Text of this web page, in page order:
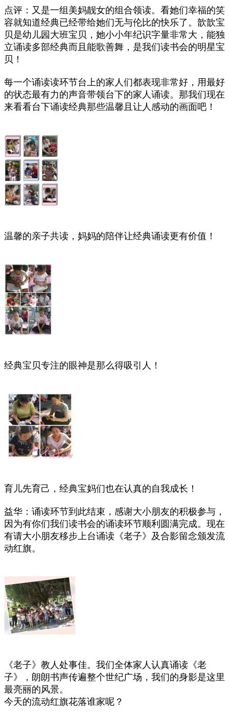
点评：又是一组美妈靓女的组合领读。看她们幸福的笑
容就知道经典已经带给她们无与伦比的快乐了。歆歆宝
贝是幼儿园大班宝贝，她小小年纪识字量非常大，能独
立诵读多部经典而且能歌善舞，是我们读书会的明星宝
贝！
每一个诵读读环节台上的家人们都表现非常好，用最好
的状态最有力的声音带领台下的家人诵读。那我们现在
来看看台下诵读经典那些温馨且让人感动的画面吧！
温馨的亲子共读，妈妈的陪伴让经典诵读更有价值！
经典宝贝专注的眼神是那么得吸引人！
育儿先育己，经典宝妈们也在认真的自我成长！
益华：诵读环节到此结束，感谢大小朋友的积极参与，
因为有你们我们读书会的诵读环节顺利圆满完成。现在
有请大小朋友移步上台诵读《老子》及合影留念颁发流
动红旗。
《老子》教人处事佳。我们全体家人认真诵读《老
子》，朗朗书声传遍整个世纪广场，我们的身影是这里
最亮丽的风景。
今天的流动红旗花落谁家呢？